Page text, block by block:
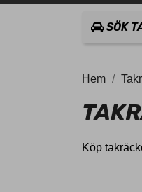
SÖK
Hem
Köp